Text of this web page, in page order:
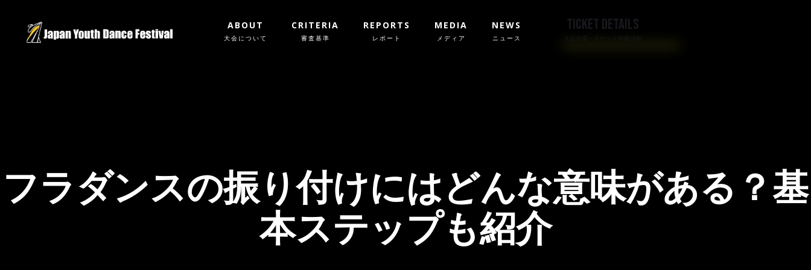
ABOUT
大会について
CRITERIA
審査基準
REPORTS
レポート
MEDIA
メディア
NEWS
ニュース
TICKET DETAILS
大会会場・チケット情報詳細
フラダンスの振り付けにはどんな意味がある？基
本ステップも紹介